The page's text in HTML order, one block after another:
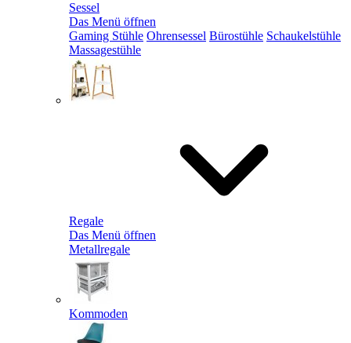
Sessel
Das Menü öffnen
Gaming Stühle Ohrensessel Bürostühle Schaukelstühle
Massagestühle
Regale
Das Menü öffnen
Metallregale
Kommoden